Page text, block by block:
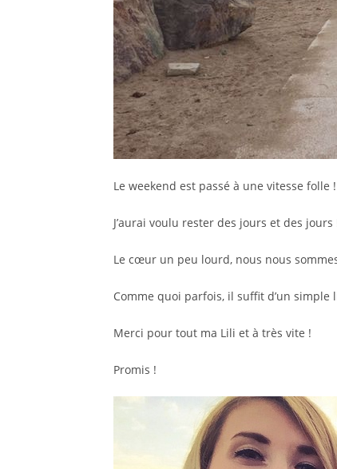
Le weekend est passé à une vitesse
J’aurai voulu rester des jours et des jours
Le cœur un peu lourd, nous nous
Comme quoi parfois, il suffit d’un
Merci pour tout ma Lili et à très vite !
Promis !